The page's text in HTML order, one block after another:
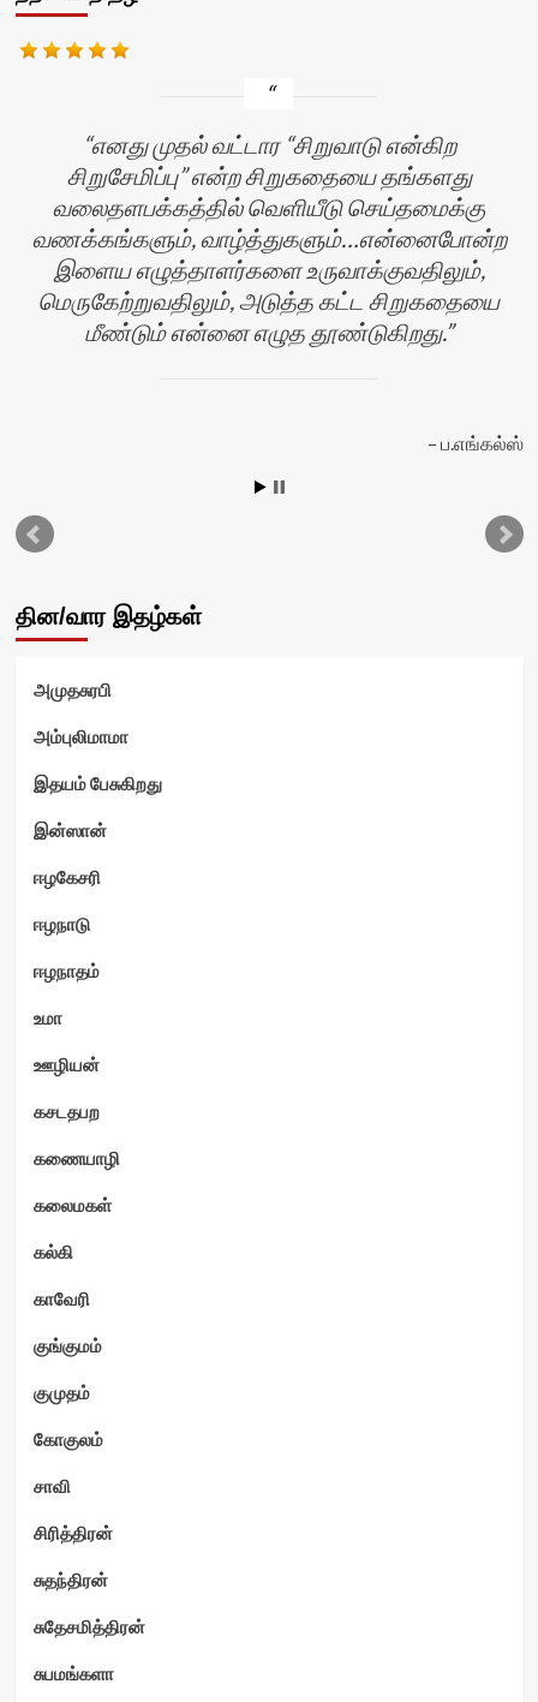
எனது முதல் வட்டார “சிறுவாடு என்கிற
சிறுசேமிப்பு” என்ற சிறுகதையை தங்களது
வலைதளபக்கத்தில் வெளியீடு செய்தமைக்கு
வணக்கங்களும், வாழ்த்துகளும்…என்னைபோன்ற
இளைய எழுத்தாளர்களை உருவாக்குவதிலும்,
மெருகேற்றுவதிலும், அடுத்த கட்ட சிறுகதையை
மீண்டும் என்னை எழுத தூண்டுகிறது.
ப.எங்கல்ஸ்
தின/வார இதழ்கள்
அமுதசுரபி
அம்புலிமாமா
இதயம் பேசுகிறது
இன்ஸான்
ஈழகேசரி
ஈழநாடு
ஈழநாதம்
உமா
ஊழியன்
கசடதபற
கணையாழி
கலைமகள்
கல்கி
காவேரி
குங்குமம்
குமுதம்
கோகுலம்
சாவி
சிரித்திரன்
சுதந்திரன்
சுதேசமித்திரன்
சுபமங்களா